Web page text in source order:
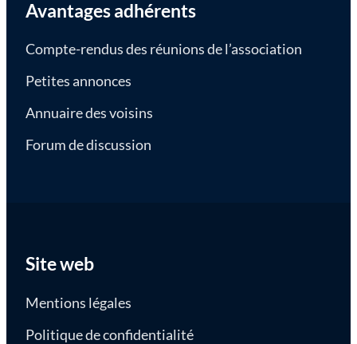
Avantages adhérents
Compte-rendus des réunions de l’association
Petites annonces
Annuaire des voisins
Forum de discussion
Site web
Mentions légales
Politique de confidentialité